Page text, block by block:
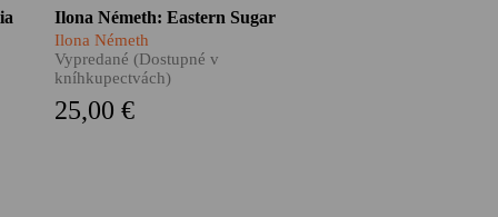
Fotografická publikácia
približuje prostredníctvom
kritických textov, rozhovorov a
umeleckých intervencií
zložitosť histórie rýchleho
úpadku cukrovarníckeho
Ilona Németh: Eastern Sugar
​Ilona Németh
Vypredané (Dostupné v
kníhkupectvách)
25,00 €